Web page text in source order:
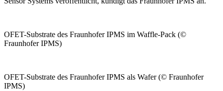
OFET-Substrate des Fraunhofer IPMS im Waffle-Pack (©
Fraunhofer IPMS)
OFET-Substrate des Fraunhofer IPMS als Wafer (© Fraunhofer
IPMS)